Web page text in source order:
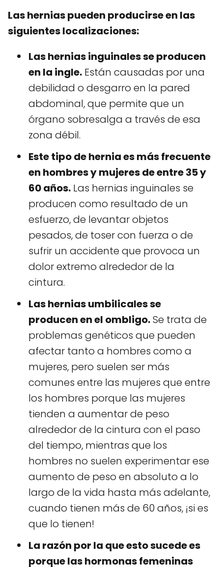
Las hernias pueden producirse en las
siguientes localizaciones:
Las hernias inguinales se producen
en la ingle. Están causadas por una
debilidad o desgarro en la pared
abdominal, que permite que un
órgano sobresalga a través de esa
zona débil.
Este tipo de hernia es más frecuente
en hombres y mujeres de entre 35 y
60 años. Las hernias inguinales se
producen como resultado de un
esfuerzo, de levantar objetos
pesados, de toser con fuerza o de
sufrir un accidente que provoca un
dolor extremo alrededor de la
cintura.
Las hernias umbilicales se
producen en el ombligo.Se trata de
problemas genéticos que pueden
afectar tanto a hombres como a
mujeres, pero suelen ser más
comunes entre las mujeres que entre
los hombres porque las mujeres
tienden a aumentar de peso
alrededor de la cintura con el paso
del tiempo, mientras que los
hombres no suelen experimentar ese
aumento de peso en absoluto a lo
largo de la vida hasta más adelante,
cuando tienen más de 60 años, ¡si es
que lo tienen!
La razón por la que esto sucede es
porque las hormonas femeninas